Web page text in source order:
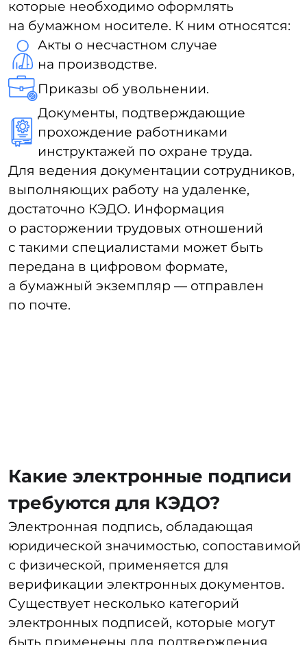
ее структуру и бюджет. Приведем
основные критерии, которые помогут
выбрать подходящую систему:
Функциональные возможности.
Проверьте наличие ключевых
возможностей системы по работе
с кадровыми документами, включая
их создание, архивирование,
редактирование и электронное
подписание.
Взаимодействие с другими
системами.Изучите, какие виды
интеграций система предлагает
с другими платформами такими,
как HR-систем, бухгалтерских
программ и систем контроля
доступа.
Защита данных.Убедитесь в том,
что система гарантирует высокий
всем сотрудникам, включая тех, кто
не является экспертом в области
информационных технологий.
Экономический аспект.Сравните
цены на различные системы
и пакеты услуг, чтобы выбрать тот
вариант, который лучше всего
соответствует вашему бюджету.
Техническая поддержка.Изучите
условия предоставления
технической поддержки